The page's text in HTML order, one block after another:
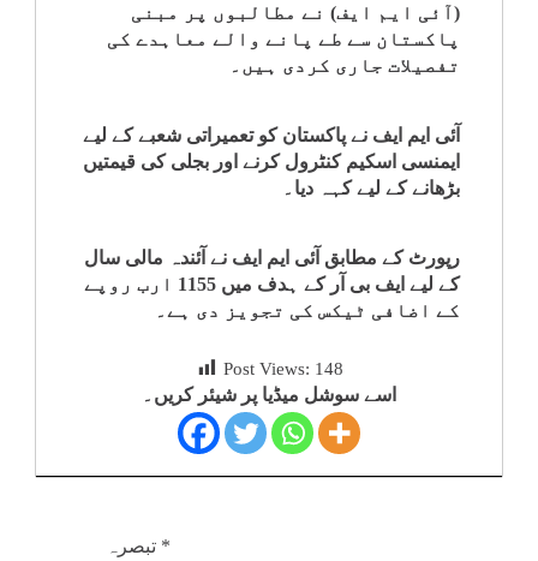
(آئی ایم ایف) نے مطالبوں پر مبنی
پاکستان سے طے پانے والے معاہدے کی
تفصیلات جاری کردی ہیں۔
آئی ایم ایف نے پاکستان کو تعمیراتی شعبے کے لیے
ایمنسی اسکیم کنٹرول کرنے اور بجلی کی قیمتیں
بڑھانے کے لیے کہہ دیا۔
رپورٹ کے مطابق آئی ایم ایف نے آئندہ مالی سال
کے لیے ایف بی آر کے ہدف میں 1155 ارب روپے
کے اضافی ٹیکس کی تجویز دی ہے۔
Post Views: 148
اسے سوشل میڈیا پر شیئر کریں۔
تبصرہ *